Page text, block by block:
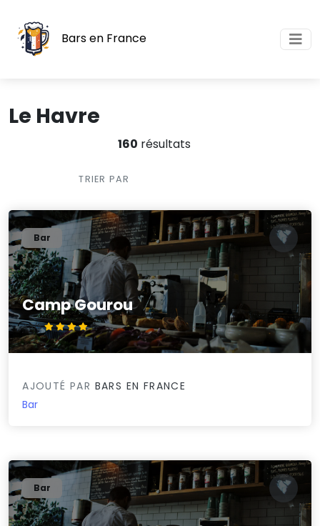
Bars en France
Le Havre
160 résultats
TRIER PAR
Camp Gourou
4.3/5
Bar
AJOUTÉ PAR BARS EN FRANCE
Bar
Bar